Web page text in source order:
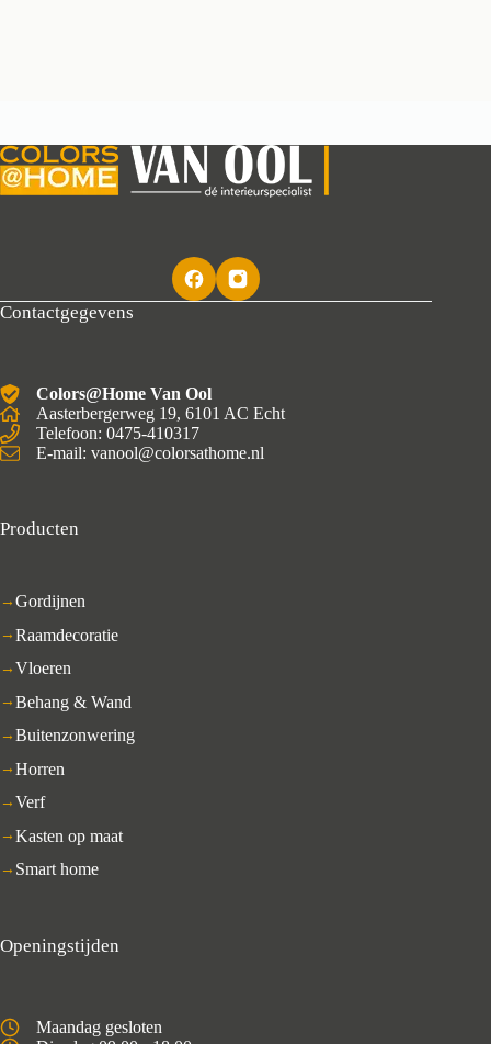
Contactgegevens
Colors@Home Van Ool
Aasterbergerweg 19, 6101 AC Echt
Telefoon: 0475-410317
E-mail: vanool@colorsathome.nl
Producten
Gordijnen
Raamdecoratie
Vloeren
Behang & Wand
Buitenzonwering
Horren
Verf
Kasten op maat
Smart home
Openingstijden
Maandag gesloten